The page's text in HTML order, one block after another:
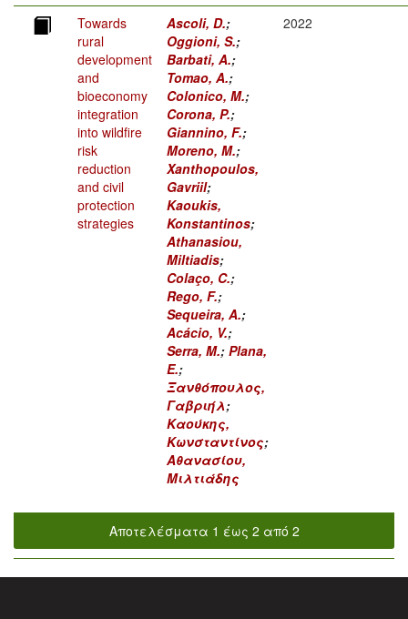
Towards
rural
development
and
bioeconomy
integration
into wildfire
risk
reduction
and civil
protection
strategies
Ascoli, D.;
Oggioni, S.;
Barbati, A.;
Tomao, A.;
Colonico, M.;
Corona, P.;
Giannino, F.;
Moreno, M.;
Xanthopoulos,
Gavriil;
Kaoukis,
Konstantinos;
Athanasiou,
Miltiadis;
Colaço, C.;
Rego, F.;
Sequeira, A.;
Acácio, V.;
Serra, M.; Plana,
E.;
Ξανθόπουλος,
Γαβριήλ;
Καούκης,
Κωνσταντίνος;
Αθανασίου,
Μιλτιάδης
2022
Αποτελέσματα 1 έως 2 από 2